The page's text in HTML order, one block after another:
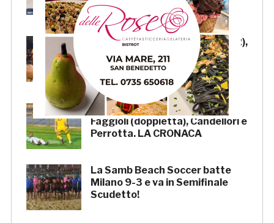
tattica»
Samb-Lanciano 4-0: Faggioli (2),
Candellori e Perrotta in gol
nell’ultima amichevole.
CRONACA
Samb-Lanciano 4-0: in gol
Faggioli (doppietta), Candellori e
Perrotta. LA CRONACA
La Samb Beach Soccer batte
Milano 9-3 e va in Semifinale
Scudetto!